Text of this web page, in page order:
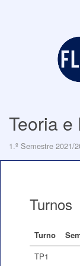
Teoria e
1.º Semestre 2021/
Turnos
Turno
TP1